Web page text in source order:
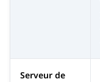
Serveur de